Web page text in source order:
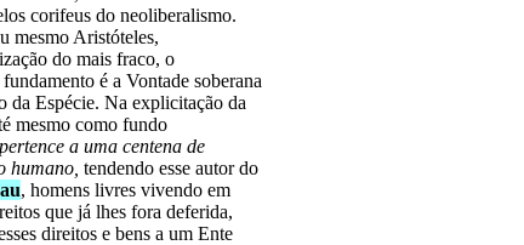
corifeus do neoliberalismo.
mesmo Aristóteles,
do mais fraco, o
fundamento é a Vontade soberana
da Espécie. Na explicitação da
mesmo como fundo
a uma centena de
humano, tendendo esse autor do
, homens livres vivendo em
que já lhes fora deferida,
direitos e bens a um Ente